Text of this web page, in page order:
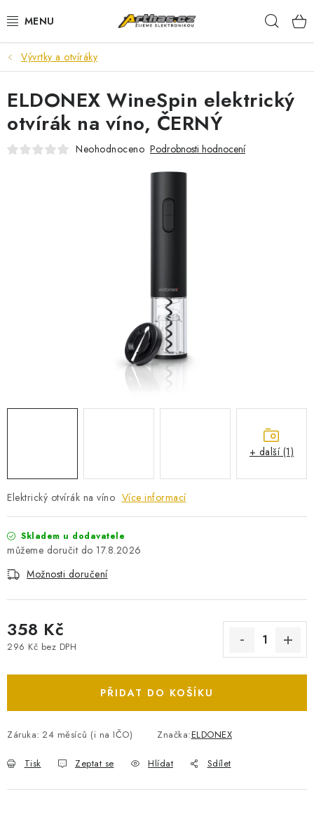
na
TELEFONY, TABLETY
POČÍTAČE, NOTEBOOKY
PRO HRÁČE
Vývrtky a otvíráky
Elektrický otvírák na víno Více informací
Skladem u dodavatele
17.8.2026
Možnosti doručení
358 Kč
296 Kč bez DPH
PŘIDAT DO KOŠÍKU
Záruka: 24 měsíců (i na IČO) Značka:ELDONEX
Tisk Zeptat se Hlídat Sdílet
ELDONEX WineSpin elektrický
otvírák na víno, ČERNÝ
Neohodnoceno Podrobnosti hodnocení
+ další (1)